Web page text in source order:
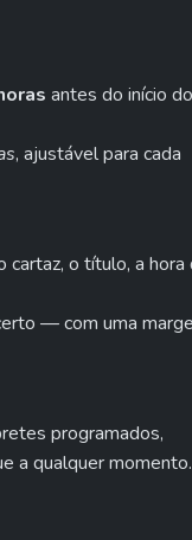
antes do início do
, ajustável para cada
cartaz, o título, a hora
— com uma
programados,
a qualquer momento.